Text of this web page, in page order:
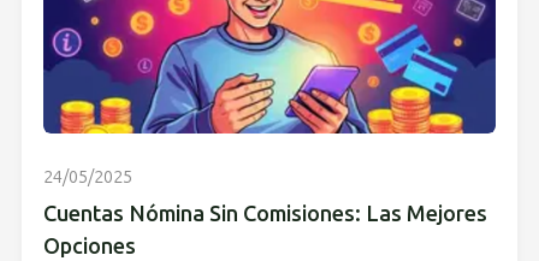
24/05/2025
Cuentas Nómina Sin Comisiones: Las Mejores
Opciones